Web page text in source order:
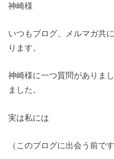
神崎様
いつもブログ、メルマガ共
ります。
神崎様に一つ質問がありま
ました。
実は私には
（このブログに出会う前で